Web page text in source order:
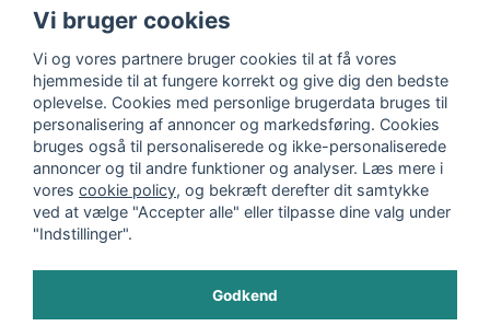
Kampagner og rabatter
Reklamation
Policy chase cars
Returnera
Logga in
Handelsbetingelser
Persondatapolitik
Cookies
Vi bruger cookies
Vi og vores partnere bruger cookies til at få vores
hjemmeside til at fungere korrekt og give dig den bedste
oplevelse. Cookies med personlige brugerdata bruges til
personalisering af annoncer og markedsføring. Cookies
bruges også til personaliserede og ikke-personaliserede
annoncer og til andre funktioner og analyser. Læs mere i
vores cookie policy, og bekræft derefter dit samtykke
ved at vælge "Accepter alle" eller tilpasse dine valg under
"Indstillinger".
Godkend